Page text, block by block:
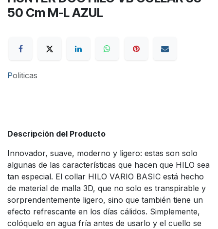
50 Cm M-L AZUL
Politicas
Descripción del Producto
Innovador, suave, moderno y ligero: estas son solo
algunas de las características que hacen que HILO sea
tan especial. El collar HILO VARIO BASIC está hecho
de material de malla 3D, que no solo es transpirable y
sorprendentemente ligero, sino que también tiene un
efecto refrescante en los días cálidos. Simplemente,
colóquelo en agua fría antes de usarlo y el cuello se